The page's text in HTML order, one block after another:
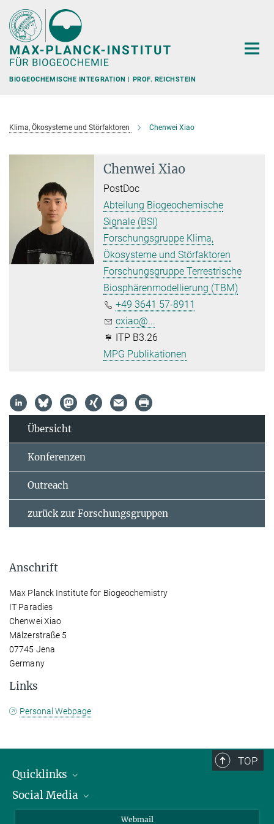
Hauptinhalt
BIOGEOCHEMISCHE INTEGRATION | PROF. REICHSTEIN
Klima, Ökosysteme und Störfaktoren Chenwei Xiao
Chenwei Xiao
PostDoc
Abteilung Biogeochemische
Signale (BSI)
Forschungsgruppe Klima,
Ökosysteme und Störfaktoren
Forschungsgruppe Terrestrische
Biosphärenmodellierung (TBM)
+49 3641 57-8911
cxiao@...
ITP B3.26
MPG Publikationen
Übersicht
Konferenzen
Outreach
zurück zur Forschungsgruppen
Anschrift
Max Planck Institute for Biogeochemistry
IT Paradies
Chenwei Xiao
Mälzerstraße 5
07745 Jena
Germany
Links
Personal Webpage
TOP
Quicklinks
IMPRS Graduiertenschule
Social Media
Webmail